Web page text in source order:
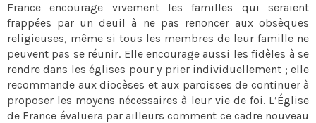
France encourage vivement les familles qui seraient
frappées par un deuil à ne pas renoncer aux obsèques
religieuses, même si tous les membres de leur famille ne
peuvent pas se réunir. Elle encourage aussi les fidèles à se
rendre dans les églises pour y prier individuellement ; elle
recommande aux diocèses et aux paroisses de continuer à
proposer les moyens nécessaires à leur vie de foi. L’Église
de France évaluera par ailleurs comment ce cadre nouveau